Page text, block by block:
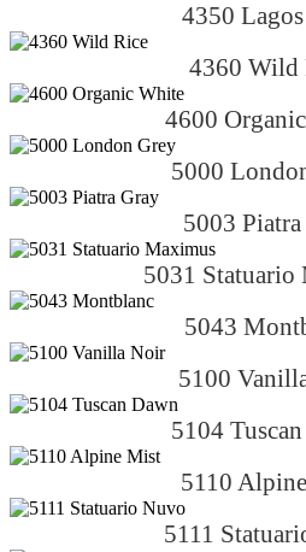
4350
4360 Wild
4600
5000
5003
5031 Statuario
5043
5100
5104
5110
5111